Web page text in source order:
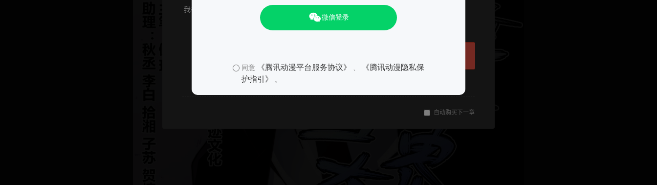
微信登录
同意 《腾讯动漫平台服务协议》
《腾讯动漫隐私保
护指引》
。